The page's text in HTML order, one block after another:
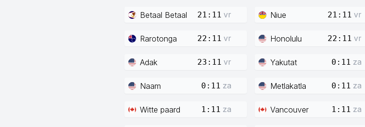
Betaal Betaal 21:11 vr Niue 21:11 vr
Rarotonga 22:11 vr Honolulu 22:11 vr
Adak 23:11 vr Yakutat 0:11 za
Naam 0:11 za Metlakatla 0:11 za
Witte paard 1:11 za Vancouver 1:11 za